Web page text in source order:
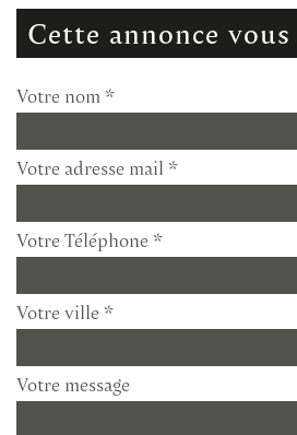
cette annonce
Votre nom *
Votre adresse mail *
Votre Téléphone *
Votre ville *
Votre message